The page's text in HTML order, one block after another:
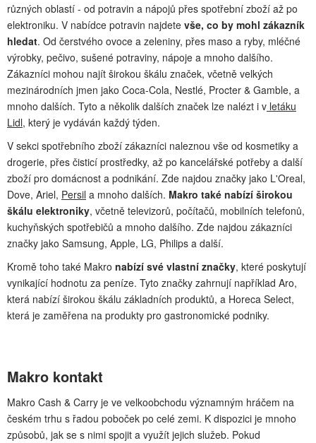
různých oblastí - od potravin a nápojů přes spotřební zboží až po
elektroniku. V nabídce potravin najdete vše, co by mohl zákazník
hledat. Od čerstvého ovoce a zeleniny, přes maso a ryby, mléčné
výrobky, pečivo, sušené potraviny, nápoje a mnoho dalšího.
Zákazníci mohou najít širokou škálu značek, včetně velkých
mezinárodních jmen jako Coca-Cola, Nestlé, Procter & Gamble, a
mnoho dalších. Tyto a několik dalších značek lze nalézt i v letáku
Lidl, který je vydáván každý týden.
V sekci spotřebního zboží zákazníci naleznou vše od kosmetiky a
drogerie, přes čisticí prostředky, až po kancelářské potřeby a další
zboží pro domácnost a podnikání. Zde najdou značky jako L'Oreal,
Dove, Ariel, Persil a mnoho dalších. Makro také nabízí širokou
škálu elektroniky, včetně televizorů, počítačů, mobilních telefonů,
kuchyňských spotřebičů a mnoho dalšího. Zde najdou zákazníci
značky jako Samsung, Apple, LG, Philips a další.
Kromě toho také Makro nabízí své vlastní značky, které poskytují
vynikající hodnotu za peníze. Tyto značky zahrnují například Aro,
která nabízí širokou škálu základních produktů, a Horeca Select,
která je zaměřena na produkty pro gastronomické podniky.
Makro kontakt
Makro Cash & Carry je ve velkoobchodu významným hráčem na
českém trhu s řadou poboček po celé zemi. K dispozici je mnoho
způsobů, jak se s nimi spojit a využít jejich služeb. Pokud